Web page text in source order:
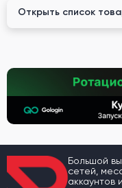
Открыть список
Большой
сетей,
аккаунтов